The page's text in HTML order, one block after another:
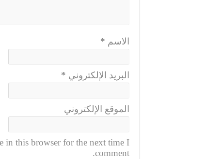
الاسم *
البريد الإلكتروني *
الموقع الإلكتروني
in this browser for the next time I
comment.